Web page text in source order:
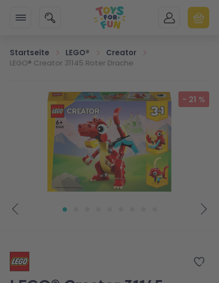
SUCHE MEIN KONTO
Startseite LEGO®
Creator
LEGO® Creator 31145 Roter Drache
Zum Ende der Bildgalerie springen - 21 %
Zur